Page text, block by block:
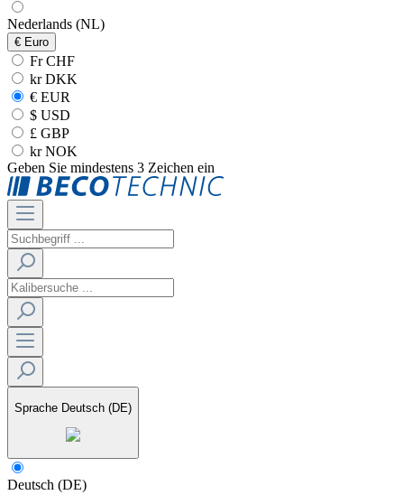
Nederlands (NL)
€ Euro
Fr CHF
kr DKK
€ EUR
$ USD
£ GBP
kr NOK
Geben Sie mindestens 3 Zeichen ein
Sprache Deutsch (DE)
Deutsch (DE)